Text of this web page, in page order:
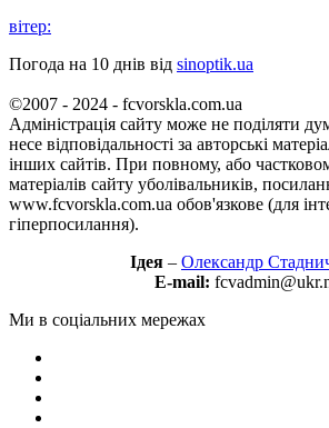
вітер:
Погода на 10 днів від sinoptik.ua
©2007 - 2024 - fcvorskla.com.ua
Адміністрація сайту може не поділяти
несе відповідальності за авторські
інших сайтів. При повному, або
матеріалів сайту уболівальників,
www.fcvorskla.com.ua обов'язкове (для
гіперпосилання).
Ідея – Олександр
E-mail:
Ми в соціальних мережах